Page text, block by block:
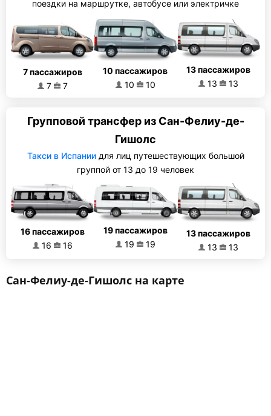
поездки на маршрутке, автобусе или электричке
7 пассажиров
7
7
10 пассажиров
10
10
13 пассажиров
13
13
Групповой трансфер из Сан-Фелиу-де-
Гишолс
Такси в Испаниидля лиц путешествующих большой
группой от 13 до 19 человек
16 пассажиров
16
16
19 пассажиров
19
19
13 пассажиров
13
13
Сан-Фелиу-де-Гишолс на карте